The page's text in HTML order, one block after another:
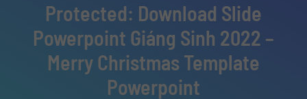
Protected: Download Slide
Powerpoint Giáng Sinh 2022 –
Merry Christmas Template
Powerpoint